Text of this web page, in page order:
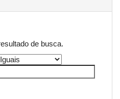
de busca.